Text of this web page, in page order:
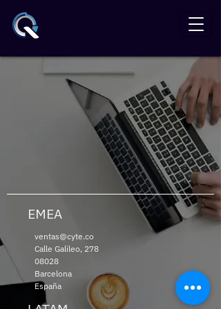
EMEA
ventas@cyte.co
Calle Galileo, 278
08028
Barcelona
España